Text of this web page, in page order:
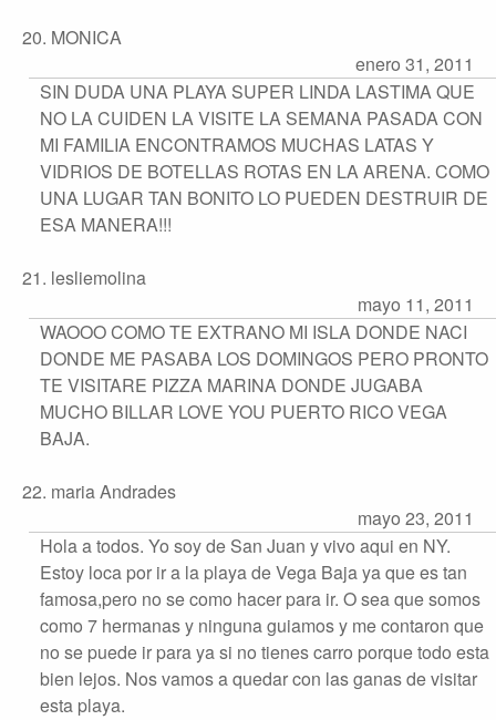
20. MONICA
enero 31, 2011
SIN DUDA UNA PLAYA SUPER LINDA LASTIMA QUE
NO LA CUIDEN LA VISITE LA SEMANA PASADA CON
MI FAMILIA ENCONTRAMOS MUCHAS LATAS Y
VIDRIOS DE BOTELLAS ROTAS EN LA ARENA. COMO
UNA LUGAR TAN BONITO LO PUEDEN DESTRUIR DE
ESA MANERA!!!
21. lesliemolina
mayo 11, 2011
WAOOO COMO TE EXTRANO MI ISLA DONDE NACI
DONDE ME PASABA LOS DOMINGOS PERO PRONTO
TE VISITARE PIZZA MARINA DONDE JUGABA
MUCHO BILLAR LOVE YOU PUERTO RICO VEGA
BAJA.
22. maria Andrades
mayo 23, 2011
Hola a todos. Yo soy de San Juan y vivo aqui en NY.
Estoy loca por ir a la playa de Vega Baja ya que es tan
famosa,pero no se como hacer para ir. O sea que somos
como 7 hermanas y ninguna guiamos y me contaron que
no se puede ir para ya si no tienes carro porque todo esta
bien lejos. Nos vamos a quedar con las ganas de visitar
esta playa.